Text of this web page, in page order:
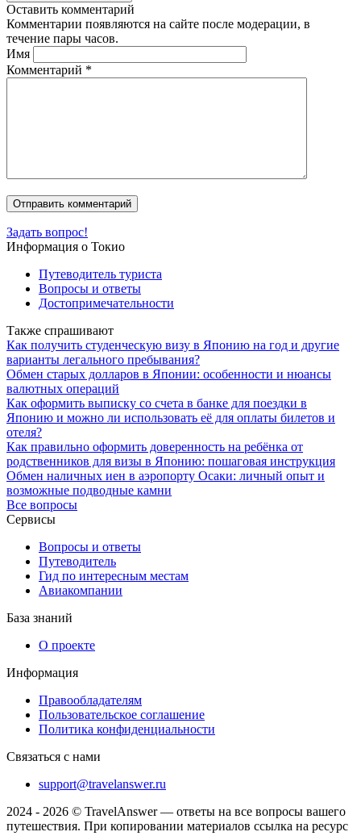
Оставить комментарий
Комментарии появляются на сайте после модерации, в
течение пары часов.
Имя
Комментарий *
Задать вопрос!
Информация о Токио
Путеводитель туриста
Вопросы и ответы
Достопримечательности
Также спрашивают
Как получить студенческую визу в Японию на год и другие
варианты легального пребывания?
Обмен старых долларов в Японии: особенности и нюансы
валютных операций
Как оформить выписку со счета в банке для поездки в
Японию и можно ли использовать её для оплаты билетов и
отеля?
Как правильно оформить доверенность на ребёнка от
родственников для визы в Японию: пошаговая инструкция
Обмен наличных иен в аэропорту Осаки: личный опыт и
возможные подводные камни
Все вопросы
Сервисы
Вопросы и ответы
Путеводитель
Гид по интересным местам
Авиакомпании
База знаний
О проекте
Информация
Правообладателям
Пользовательское соглашение
Политика конфиденциальности
Связаться с нами
support@travelanswer.ru
2024 - 2026 © TravelAnswer — ответы на все вопросы вашего
путешествия. При копировании материалов ссылка на ресурс